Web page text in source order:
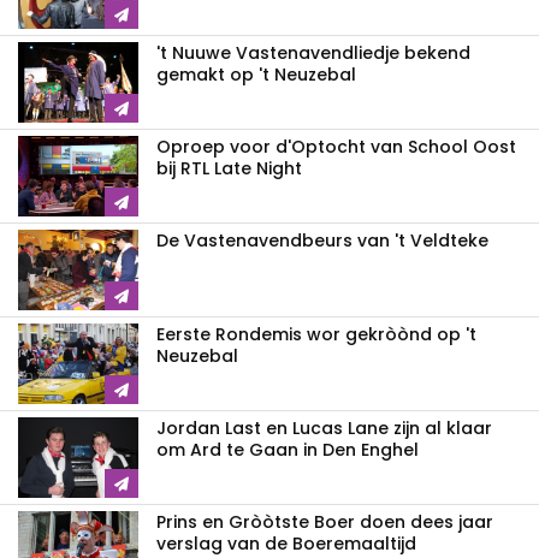
't Nuuwe Vastenavendliedje bekend
gemakt op 't Neuzebal
Oproep voor d'Optocht van School Oost
bij RTL Late Night
De Vastenavendbeurs van 't Veldteke
Eerste Rondemis wor gekròònd op 't
Neuzebal
Jordan Last en Lucas Lane zijn al klaar
om Ard te Gaan in Den Enghel
Prins en Gròòtste Boer doen dees jaar
verslag van de Boeremaaltijd